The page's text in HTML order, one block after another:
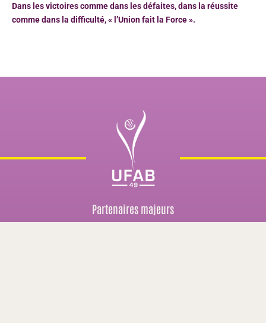
Dans les victoires comme dans les défaites, dans la réussite
comme dans la difficulté, « l’Union fait la Force ».
Partenaires majeurs